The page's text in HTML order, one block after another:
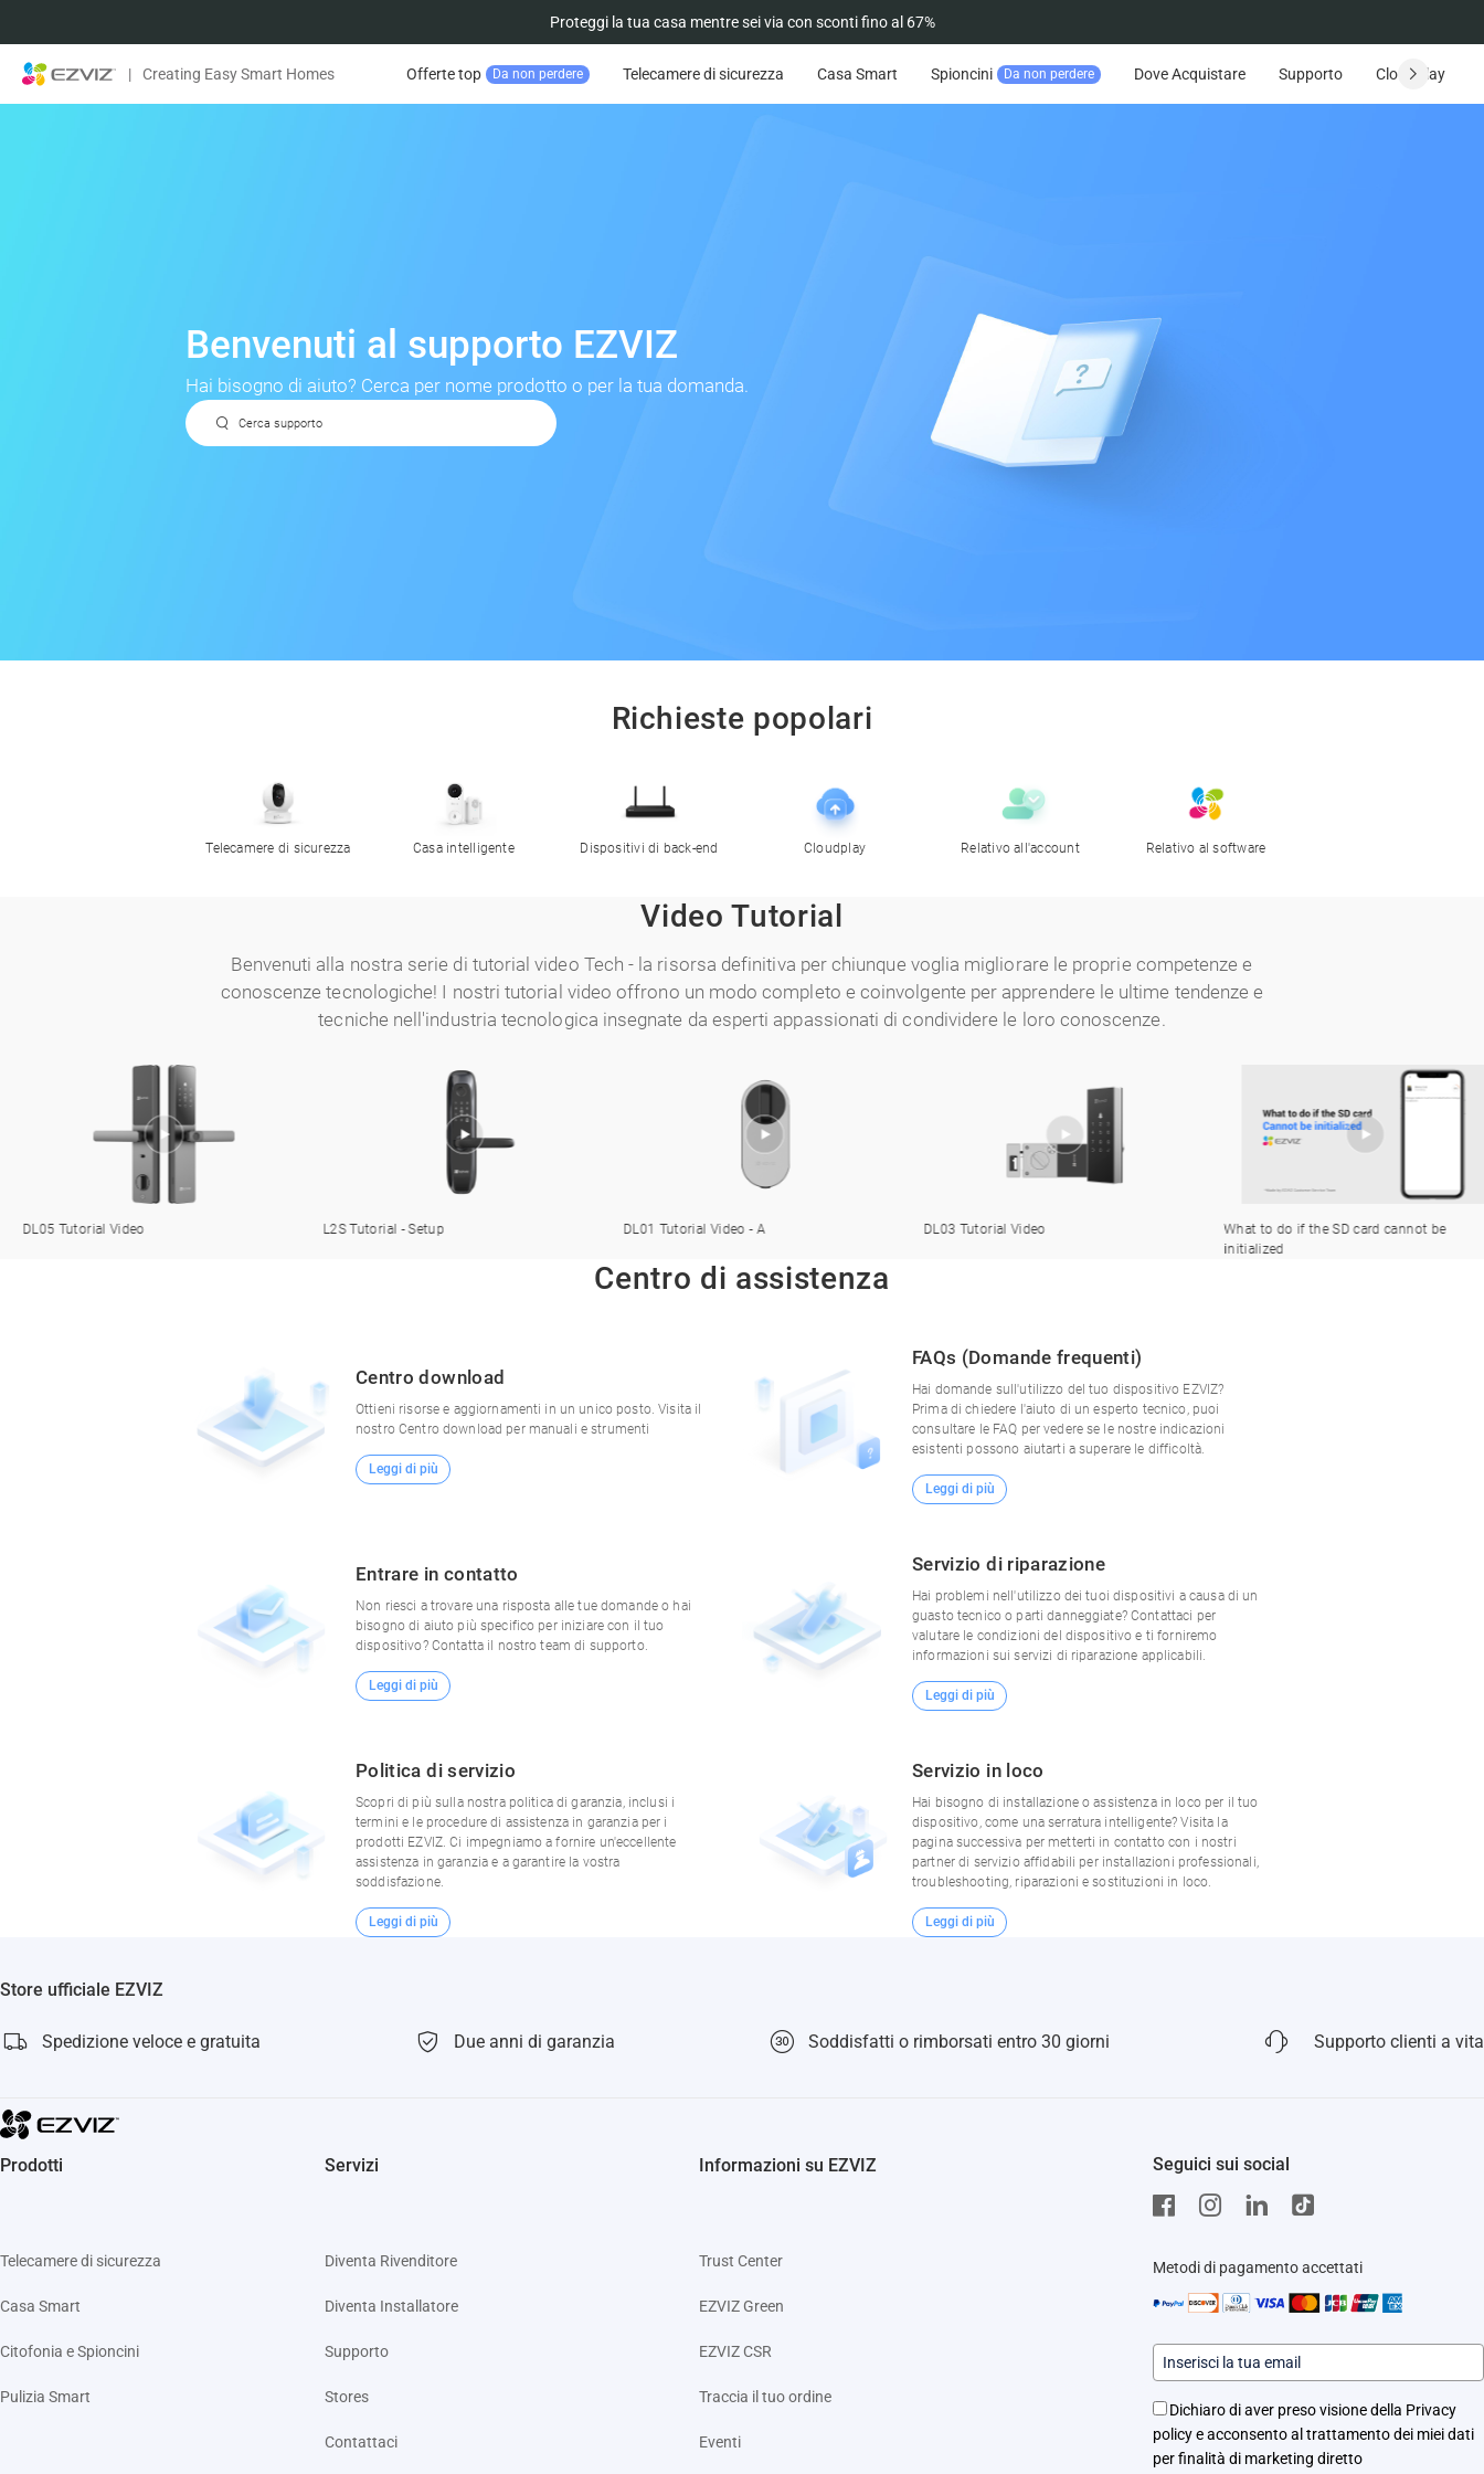
Proteggi la tua casa mentre sei via con sconti fino al 67%
| Creating Easy Smart Homes Offerte top Da non perdere Telecamere di sicurezza Casa Smart Spioncini Da non perdere Dove Acquistare Supporto CloudPlay
Benvenuti al supporto EZVIZ
Hai bisogno di aiuto? Cerca per nome prodotto o per la tua domanda.
Richieste popolari
Telecamere di sicurezza Casa intelligente Dispositivi di back-end Cloudplay Relativo all'account Relativo al software
Video Tutorial
Benvenuti alla nostra serie di tutorial video Tech - la risorsa definitiva per chiunque voglia migliorare le proprie competenze e
conoscenze tecnologiche! I nostri tutorial video offrono un modo completo e coinvolgente per apprendere le ultime tendenze e
tecniche nell'industria tecnologica insegnate da esperti appassionati di condividere le loro conoscenze.
DL05 Tutorial Video L2S Tutorial - Setup DL01 Tutorial Video - A DL03 Tutorial Video
What to do if the SD card cannot be
initialized
Centro di assistenza
Centro download
Ottieni risorse e aggiornamenti in un unico posto. Visita il
nostro Centro download per manuali e strumenti
Leggi di più
FAQs (Domande frequenti)
Hai domande sull'utilizzo del tuo dispositivo EZVIZ?
Prima di chiedere l'aiuto di un esperto tecnico, puoi
consultare le FAQ per vedere se le nostre indicazioni
esistenti possono aiutarti a superare le difficoltà.
Leggi di più
Entrare in contatto
Non riesci a trovare una risposta alle tue domande o hai
bisogno di aiuto più specifico per iniziare con il tuo
dispositivo? Contatta il nostro team di supporto.
Leggi di più
Servizio di riparazione
Hai problemi nell'utilizzo dei tuoi dispositivi a causa di un
guasto tecnico o parti danneggiate? Contattaci per
valutare le condizioni del dispositivo e ti forniremo
informazioni sui servizi di riparazione applicabili.
Leggi di più
Politica di servizio
Scopri di più sulla nostra politica di garanzia, inclusi i
termini e le procedure di assistenza in garanzia per i
prodotti EZVIZ. Ci impegniamo a fornire un'eccellente
assistenza in garanzia e a garantire la vostra
soddisfazione.
Leggi di più
Servizio in loco
Hai bisogno di installazione o assistenza in loco per il tuo
dispositivo, come una serratura intelligente? Visita la
pagina successiva per metterti in contatto con i nostri
partner di servizio affidabili per installazioni professionali,
troubleshooting, riparazioni e sostituzioni in loco.
Leggi di più
Store ufficiale EZVIZ
Spedizione veloce e gratuita Due anni di garanzia Soddisfatti o rimborsati entro 30 giorni Supporto clienti a vita
Prodotti
Telecamere di sicurezza
Casa Smart
Citofonia e Spioncini
Pulizia Smart
Servizi
Diventa Rivenditore
Diventa Installatore
Supporto
Stores
Contattaci
Informazioni su EZVIZ
Trust Center
EZVIZ Green
EZVIZ CSR
Traccia il tuo ordine
Eventi
Seguici sui social
Metodi di pagamento accettati
Dichiaro di aver preso visione della Privacy
policy e acconsento al trattamento dei miei dati
per finalità di marketing diretto